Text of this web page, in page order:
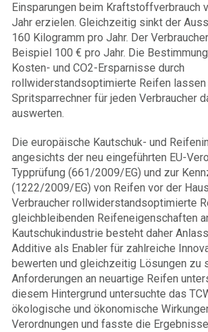
Einsparungen beim Kraftstoffverbrauch
Jahr erzielen. Gleichzeitig sinkt der
160 Kilogramm pro Jahr. Der
Beispiel 100 € pro Jahr. Die
Kosten- und CO2-Ersparnisse durch
rollwiderstandsoptimierte Reifen lassen
Spritsparrechner für jeden Verbraucher
auswerten.
Die europäische Kautschuk- und
angesichts der neu eingeführten EU-
Typprüfung (661/2009/EG) und zur
(1222/2009/EG) von Reifen vor der
Verbraucher rollwiderstandsoptimierte
gleichbleibenden Reifeneigenschaften
Kautschukindustrie besteht daher
Additive als Enabler für zahlreiche
bewerten und gleichzeitig Lösungen zu
Anforderungen an neuartige Reifen
diesem Hintergrund untersuchte das
ökologische und ökonomische
Verordnungen und fasste die